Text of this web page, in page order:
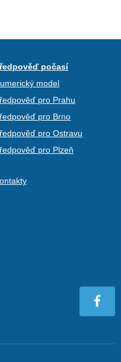
počasí
model
pro Prahu
pro Brno
pro Ostravu
pro Plzeň